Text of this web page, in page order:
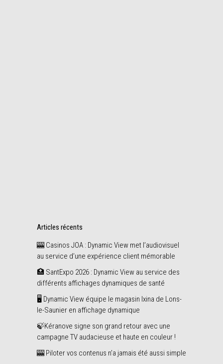
Articles récents
🎰 Casinos JOA : Dynamic View met l’audiovisuel
au service d’une expérience client mémorable
🏥 SantExpo 2026 : Dynamic View au service des
différents affichages dynamiques de santé
🖥️ Dynamic View équipe le magasin Ixina de Lons-
le-Saunier en affichage dynamique
🍃Kéranove signe son grand retour avec une
campagne TV audacieuse et haute en couleur !
🎰 Piloter vos contenus n’a jamais été aussi simple